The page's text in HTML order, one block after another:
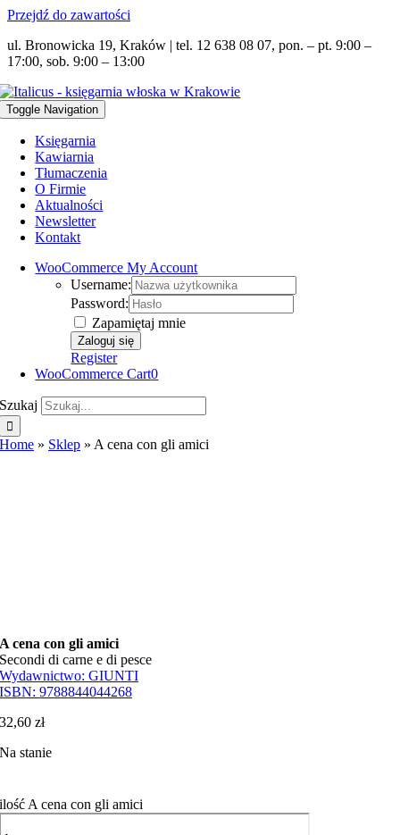
Przejdź do zawartości
ul. Bronowicka 19, Kraków | tel. 12 638 08 07, pon. – pt. 9:00 –
17:00, sob. 9:00 – 13:00
Toggle Navigation
Księgarnia
Kawiarnia
Tłumaczenia
O Firmie
Aktualności
Newsletter
Kontakt
WooCommerce My Account
Username:
Password:
Zapamiętaj mnie
Register
WooCommerce Cart0
Szukaj
Home » Sklep » A cena con gli amici
A cena con gli amici
Secondi di carne e di pesce
Wydawnictwo:GIUNTI
ISBN:9788844044268
32,60zł
Na stanie
ilość A cena con gli amici